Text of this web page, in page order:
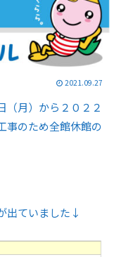
2021.09.27
（月）から２０２２
事のため全館休館の
出ていました↓